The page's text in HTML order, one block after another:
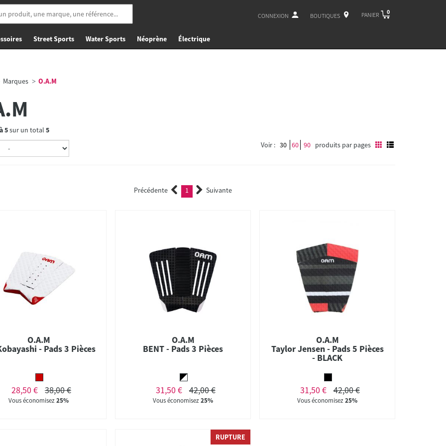
CONNEXION BOUTIQUES PANIER 0
Street Sports Water Sports Néoprène Électrique
Marques O.A.M
5sur un total 5
Voir : 30 60 90 produits par pages
Précédente 1 (current)Suivante
O.A.M
- Pads 3 Pièces
28,50 € 38,00 €
Vous économisez25%
O.A.M
BENT - Pads 3 Pièces
31,50 € 42,00 €
Vous économisez25%
O.A.M
Taylor Jensen - Pads 5 Pièces
- BLACK
31,50 € 42,00 €
Vous économisez25%
RUPTURE